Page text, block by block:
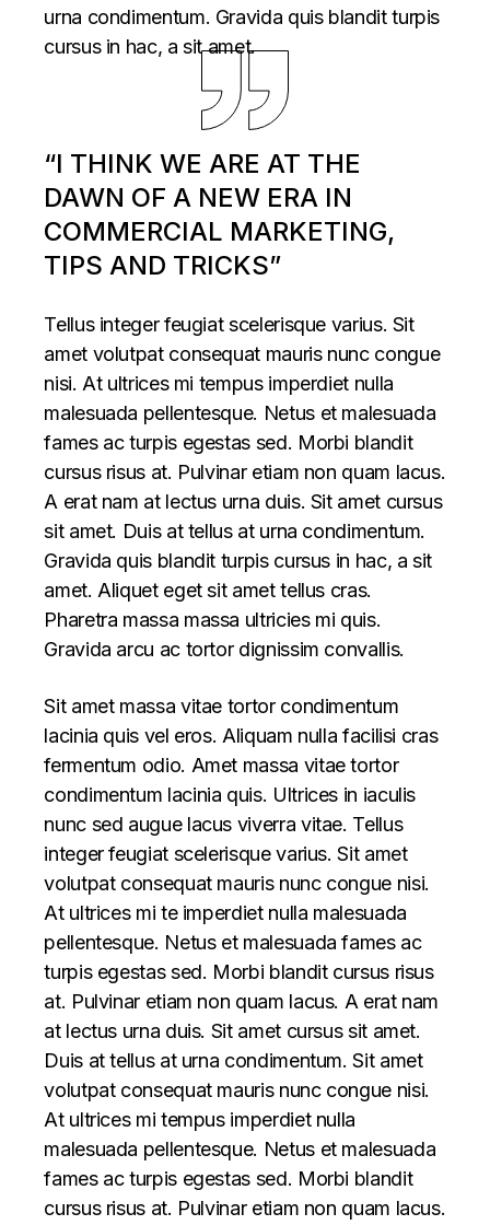
urna condimentum. Gravida quis blandit turpis
cursus in hac, a sit amet.
“I THINK WE ARE AT THE
DAWN OF A NEW ERA IN
COMMERCIAL MARKETING,
TIPS AND TRICKS”
Tellus integer feugiat scelerisque varius. Sit
amet volutpat consequat mauris nunc congue
nisi. At ultrices mi tempus imperdiet nulla
malesuada pellentesque. Netus et malesuada
fames ac turpis egestas sed. Morbi blandit
cursus risus at. Pulvinar etiam non quam lacus.
A erat nam at lectus urna duis. Sit amet cursus
sit amet. Duis at tellus at urna condimentum.
Gravida quis blandit turpis cursus in hac, a sit
amet. Aliquet eget sit amet tellus cras.
Pharetra massa massa ultricies mi quis.
Gravida arcu ac tortor dignissim convallis.
Sit amet massa vitae tortor condimentum
lacinia quis vel eros. Aliquam nulla facilisi cras
fermentum odio. Amet massa vitae tortor
condimentum lacinia quis. Ultrices in iaculis
nunc sed augue lacus viverra vitae. Tellus
integer feugiat scelerisque varius. Sit amet
volutpat consequat mauris nunc congue nisi.
At ultrices mi te imperdiet nulla malesuada
pellentesque. Netus et malesuada fames ac
turpis egestas sed. Morbi blandit cursus risus
at. Pulvinar etiam non quam lacus. A erat nam
at lectus urna duis. Sit amet cursus sit amet.
Duis at tellus at urna condimentum. Sit amet
volutpat consequat mauris nunc congue nisi.
At ultrices mi tempus imperdiet nulla
malesuada pellentesque. Netus et malesuada
fames ac turpis egestas sed. Morbi blandit
cursus risus at. Pulvinar etiam non quam lacus.